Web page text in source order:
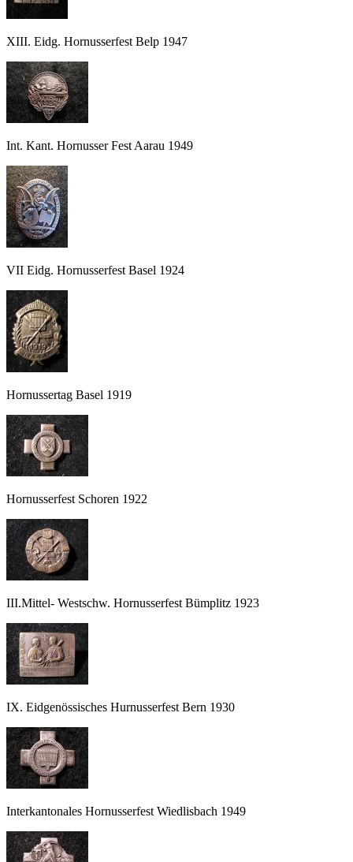
XIII. Eidg. Hornusserfest Belp 1947
Int. Kant. Hornusser Fest Aarau 1949
VII Eidg. Hornusserfest Basel 1924
Hornussertag Basel 1919
Hornusserfest Schoren 1922
III.Mittel- Westschw. Hornusserfest Bümplitz 1923
IX. Eidgenössisches Hurnusserfest Bern 1930
Interkantonales Hornusserfest Wiedlisbach 1949